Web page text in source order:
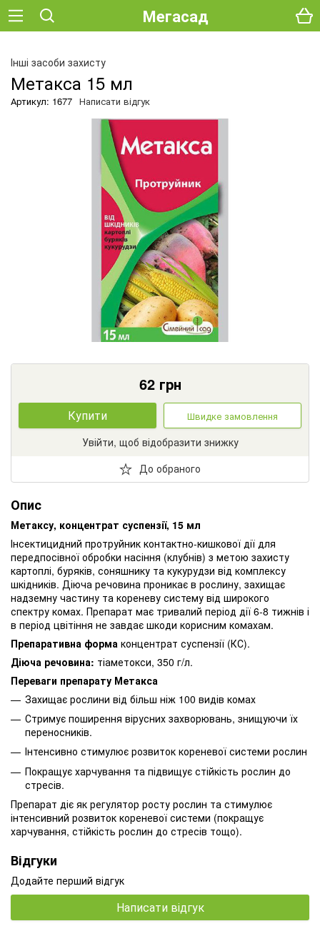
Мегасад
Інші засоби захисту
Метакса 15 мл
Артикул: 1677 Написати відгук
62грн
Купити Швидке замовлення
Увійти, щоб відобразити знижку
До обраного
Опис
Метаксу, концентрат суспензії, 15 мл
Інсектицидний протруйник контактно-кишкової дії для
передпосівної обробки насіння (клубнів) з метою захисту
картоплі, буряків, соняшнику та кукурудзи від комплексу
шкідників. Діюча речовина проникає в рослину, захищає
надземну частину та кореневу систему від широкого
спектру комах. Препарат має тривалий період дії 6-8 тижнів і
в період цвітіння не завдає шкоди корисним комахам.
Препаративна форма концентрат суспензії (КС).
Діюча речовина: тіаметокси, 350 г/л.
Переваги препарату Метакса
Захищає рослини від більш ніж 100 видів комах
Стримує поширення вірусних захворювань, знищуючи їх
переносників.
Інтенсивно стимулює розвиток кореневої системи рослин
Покращує харчування та підвищує стійкість рослин до
стресів.
Препарат діє як регулятор росту рослин та стимулює
інтенсивний розвиток кореневої системи (покращує
харчування, стійкість рослин до стресів тощо).
Відгуки
Додайте перший відгук
Написати відгук